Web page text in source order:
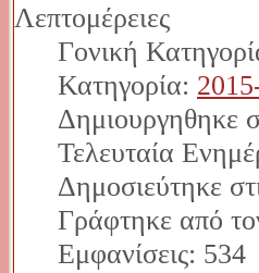
Λεπτομέρειες
Γονική
Κατηγορία:
Δημιουργηθηκε
Τελευταία
Δημοσιεύτηκε
Γράφτηκε από
Εμφανίσεις: 534